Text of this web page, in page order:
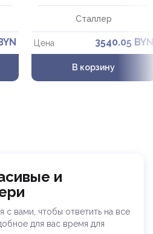
Сталлер
Цена 3540.05 BYN
В корзину
и
с вами, чтобы ответить на все
для вас время для